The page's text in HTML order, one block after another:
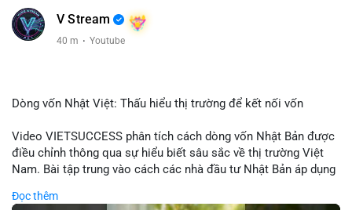
V Stream
40 m · Youtube
Dòng vốn Nhật Việt: Thấu hiểu thị trường để kết nối vốn
Video VIETSUCCESS phân tích cách dòng vốn Nhật Bản được
điều chỉnh thông qua sự hiểu biết sâu sắc về thị trường Việt
Nam. Bài tập trung vào cách các nhà đầu tư Nhật Bản áp dụng
đầu tư trực tiếp vào doanh nghiệp đến việc giao dịch tài chính.
Đọc thêm